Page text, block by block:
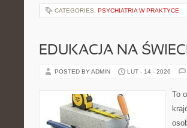
CATEGORIES: PSYCHIATRIA W PRAKTYCE
EDUKACJA NA
POSTED BY ADMIN LUT - 14 - 2026
To